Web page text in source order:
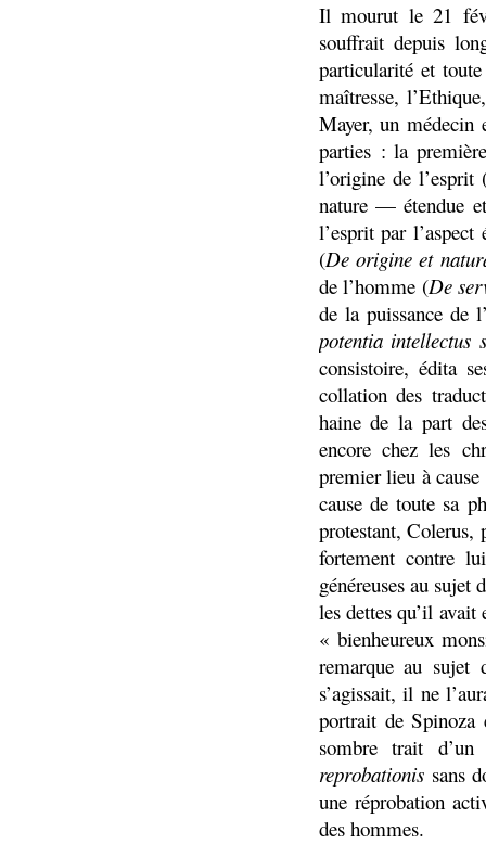
Il mourut le 21
souffrait depuis
particularité et
maîtresse,
Mayer, un médecin
parties : la
l’origine de l’esprit
nature — étendue
l’esprit par
(De origine et
de l’homme (De
de la puissance de
potentia intellectus
consistoire, édita
collation des
haine de la part
encore chez les
premier lieu à
cause de toute sa
protestant,
fortement contre
généreuses au
les dettes qu’il
« bienheureux
remarque au
s’agissait, il ne
portrait de
sombre trait
reprobationis sans
une réprobation
des hommes.